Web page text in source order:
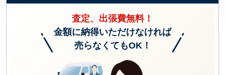
査定、出張費無料！
金額に納得いただけなければ
売らなくてもOK！